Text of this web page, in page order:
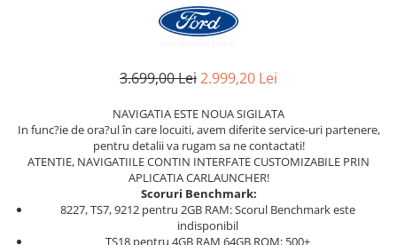
3.699,00 Lei2.999,20 Lei
NAVIGATIA ESTE NOUA SIGILATA
In func?ie de ora?ul în care locuiti, avem diferite service-uri partenere,
pentru detalii va rugam sa ne contactati!
ATENTIE, NAVIGATIILE CONTIN INTERFATE CUSTOMIZABILE PRIN
APLICATIA CARLAUNCHER!
Scoruri Benchmark:
8227, TS7, 9212 pentru 2GB RAM: Scorul Benchmark este
indisponibil
TS18 pentru 4GB RAM 64GB ROM: 500+